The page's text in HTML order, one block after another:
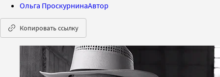
Ольга ПроскурнинаАвтор
Копировать ссылку